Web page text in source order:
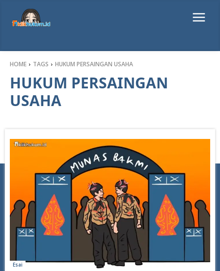
HOME TAGS HUKUM PERSAINGAN USAHA
HUKUM PERSAINGAN
USAHA
Esai